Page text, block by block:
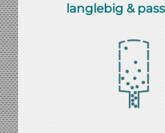
langlebig &